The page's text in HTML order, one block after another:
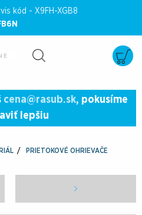
kód - X9FH-XGB8
cena@rasub.sk, pokusíme
lepšiu
PRIETOKOVÉ OHRIEVAČE